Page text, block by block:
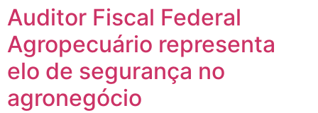
Auditor Fiscal Federal
Agropecuário representa
elo de segurança no
agronegócio